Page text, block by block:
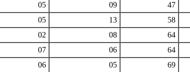
05 09 47
05 13 58
02 08 64
07 06 64
06 05 69